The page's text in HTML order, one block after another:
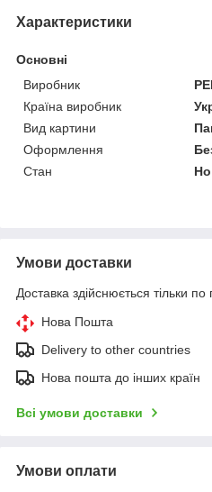
Характеристики
Основні
Виробник
Країна виробник
Вид картини
Оформлення
Стан
Умови доставки
Доставка здійснюється тільки по
Нова Пошта
Delivery to other countries
Нова пошта до інших країн
Всі умови доставки
Умови оплати